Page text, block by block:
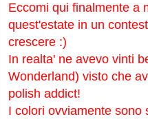
Eccomi qui finalmente a
quest'estate in un
crescere :)
In realta' ne avevo vinti
Wonderland) visto che
polish addict!
I colori ovviamente sono